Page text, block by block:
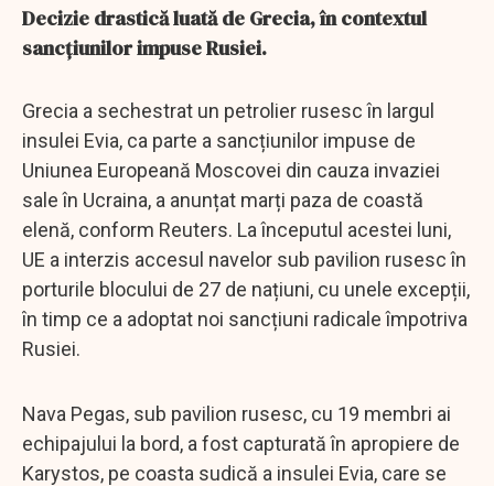
Decizie drastică luată de Grecia, în contextul
sancţiunilor impuse Rusiei.
Grecia a sechestrat un petrolier rusesc în largul
insulei Evia, ca parte a sancțiunilor impuse de
Uniunea Europeană Moscovei din cauza invaziei
sale în Ucraina, a anunțat marți paza de coastă
elenă, conform Reuters. La începutul acestei luni,
UE a interzis accesul navelor sub pavilion rusesc în
porturile blocului de 27 de națiuni, cu unele excepții,
în timp ce a adoptat noi sancțiuni radicale împotriva
Rusiei.
Nava Pegas, sub pavilion rusesc, cu 19 membri ai
echipajului la bord, a fost capturată în apropiere de
Karystos, pe coasta sudică a insulei Evia, care se